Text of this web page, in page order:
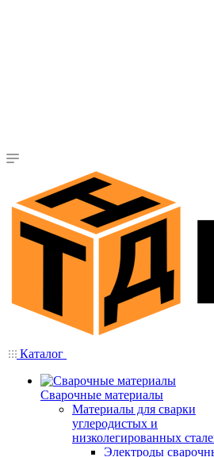
Каталог
Сварочные материалы
Материалы для сварки
углеродистых и
низколегированных
Электроды